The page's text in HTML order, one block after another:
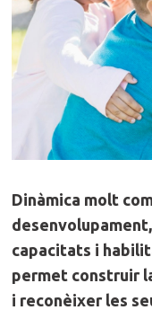
Dinàmica molt
capacitats i
permet construir
i reconèixer les